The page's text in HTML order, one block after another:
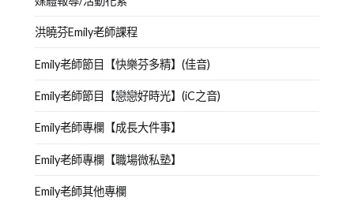
洪曉芬Emily老師課程
Emily老師節目【快樂芬多精】(佳音)
Emily老師節目【戀戀好時光】(iC之音)
Emily老師專欄【成長大件事】
Emily老師專欄【職場微私塾】
Emily老師其他專欄